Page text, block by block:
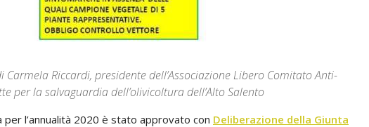
Carmela Riccardi, presidente dell’Associazione Libero Comitato Anti-
per la salvaguardia dell’olivicoltura dell’Alto Salento
per l’annualità 2020 è stato approvato con Deliberazione della Giunta